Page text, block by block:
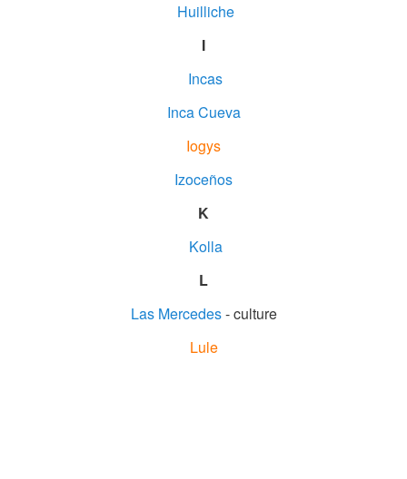
Huilliche
I
Incas
Inca Cueva
Iogys
Izoceños
K
Kolla
L
Las Mercedes- culture
Lule